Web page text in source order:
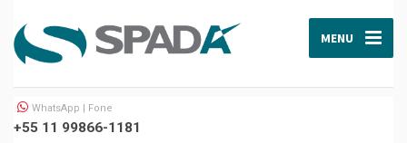
MENU
WhatsApp | Fone
+55 11 99866-1181